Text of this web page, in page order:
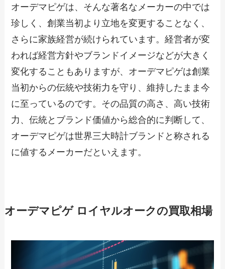
オーデマピゲは、そんな著名なメーカーの中では
珍しく、創業当初より立地を変更することなく、
さらに家族経営が続けられています。経営者が変
われば経営方針やブランドイメージなどが大きく
変化することもありますが、オーデマピゲは創業
当初からの伝統や技術力を守り、維持したまま今
に至っているのです。その品質の高さ、高い技術
力、伝統とブランド価値から総合的に判断して、
オーデマピゲは世界三大時計ブランドと称される
に値するメーカーだといえます。
オーデマピゲ ロイヤルオークの買取相場